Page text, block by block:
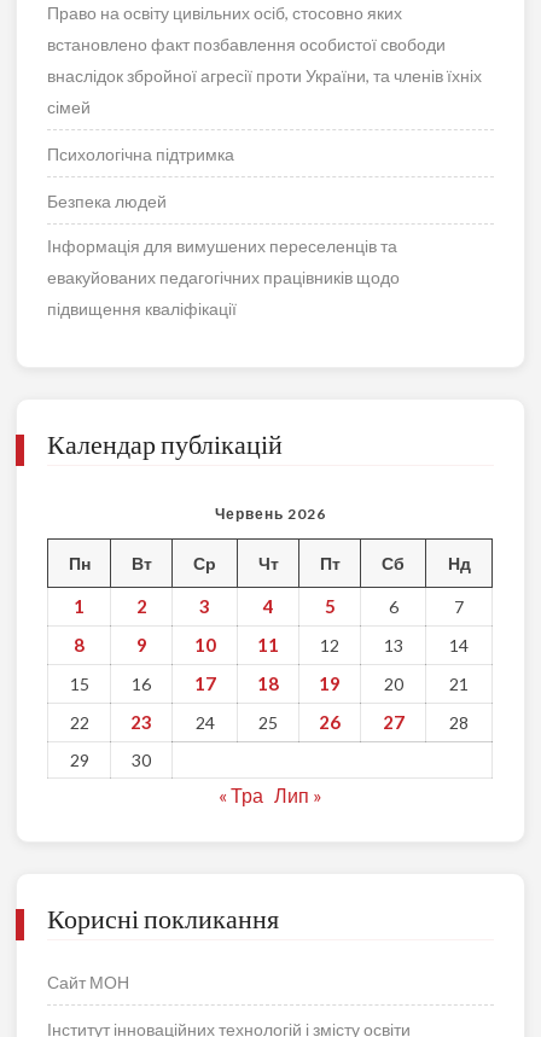
Право на освіту цивільних осіб, стосовно яких
встановлено факт позбавлення особистої свободи
внаслідок збройної агресії проти України, та членів їхніх
сімей
Психологічна підтримка
Безпека людей
Інформація для вимушених переселенців та
евакуйованих педагогічних працівників щодо
підвищення кваліфікації
Календар публікацій
Червень 2026
Пн Вт Ср Чт Пт Сб Нд
1 2 3 4 5 6 7
8 9 10 11 12 13
14
15
16 17 18 19 20
21
22
23 24 25 26 27
28
29
30
« Тра Лип »
Корисні покликання
Сайт МОН
Інститут інноваційних технологій і змісту освіти